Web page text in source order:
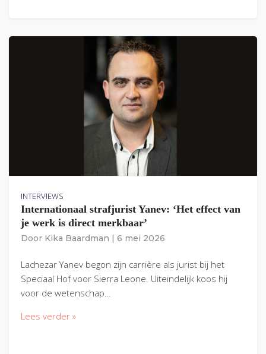
INTERVIEWS
Internationaal strafjurist Yanev: ‘Het effect van
je werk is direct merkbaar’
Door Kika Baardman 6 mei 2026
Lachezar Yanev begon zijn carrière als jurist bij het
Speciaal Hof voor Sierra Leone. Uiteindelijk koos hij
voor de wetenschap…
Lees verder »